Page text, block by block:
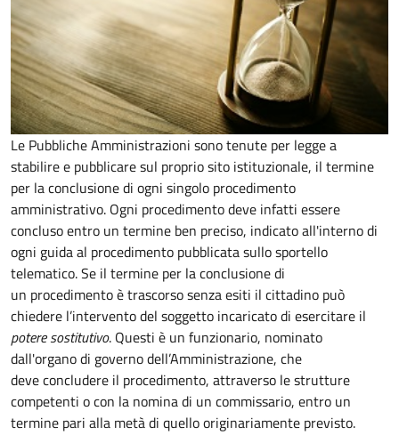
Le Pubbliche Amministrazioni sono tenute per legge a
stabilire e pubblicare sul proprio sito istituzionale, il termine
per la conclusione di ogni singolo procedimento
amministrativo. Ogni procedimento deve infatti essere
concluso entro un termine ben preciso, indicato all'interno di
ogni guida al procedimento pubblicata sullo sportello
telematico. Se il termine per la conclusione di
un procedimento è trascorso senza esiti il cittadino può
chiedere l’intervento del soggetto incaricato di esercitare il
potere sostitutivo. Questi è un funzionario, nominato
dall'organo di governo dell’Amministrazione, che
deve concludere il procedimento, attraverso le strutture
competenti o con la nomina di un commissario, entro un
termine pari alla metà di quello originariamente previsto.